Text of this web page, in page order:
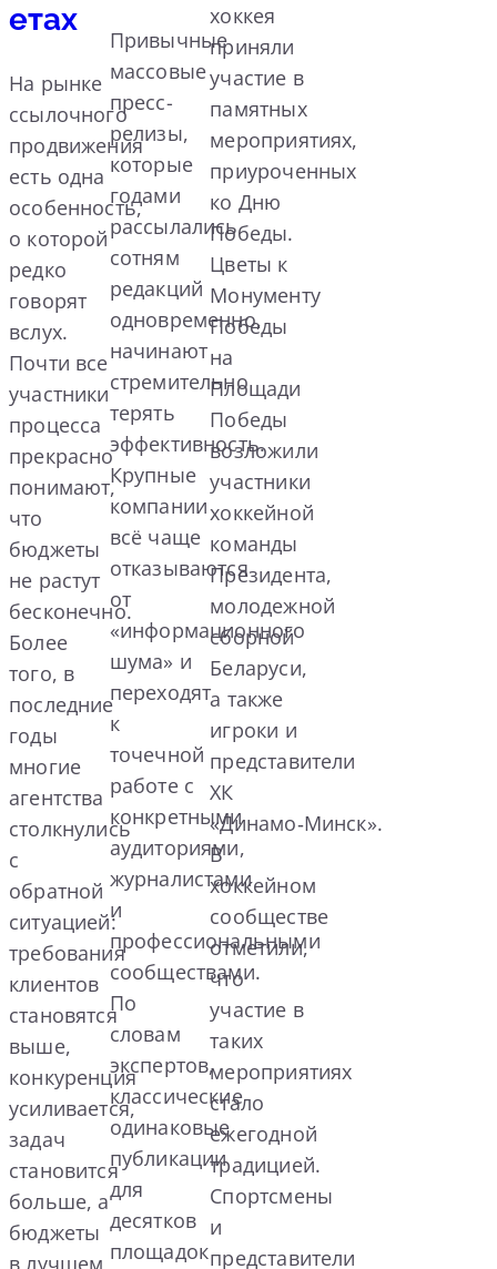
етах
На рынке
ссылочного
продвижения
есть одна
особенность,
о которой
редко
говорят
вслух.
Почти все
участники
процесса
прекрасно
понимают,
что
бюджеты
не растут
бесконечно.
Более
того, в
последние
годы
многие
агентства
столкнулись
с
обратной
ситуацией:
требования
клиентов
становятся
выше,
конкуренция
усиливается,
задач
становится
больше, а
бюджеты
в лучшем
Привычные
массовые
пресс-
релизы,
которые
годами
рассылались
сотням
редакций
одновременно,
начинают
стремительно
терять
эффективность.
Крупные
компании
всё чаще
отказываются
от
«информационного
шума» и
переходят
к
точечной
работе с
конкретными
аудиториями,
журналистами
и
профессиональными
сообществами.
По
словам
экспертов,
классические
одинаковые
публикации
для
десятков
площадок
хоккея
приняли
участие в
памятных
мероприятиях,
приуроченных
ко Дню
Победы.
Цветы к
Монументу
Победы
на
Площади
Победы
возложили
участники
хоккейной
команды
Президента,
молодежной
сборной
Беларуси,
а также
игроки и
представители
ХК
«Динамо‑Минск».
В
хоккейном
сообществе
отметили,
что
участие в
таких
мероприятиях
стало
ежегодной
традицией.
Спортсмены
и
представители